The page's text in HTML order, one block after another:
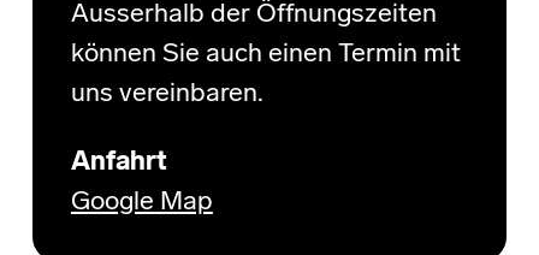
Ausserhalb der Öffnungszeiten
können Sie auch einen Termin mit
uns vereinbaren.
Anfahrt
Google Map